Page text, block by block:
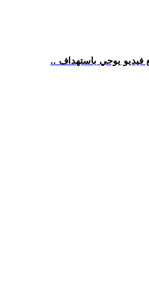
فيديو يوحي باستهداف